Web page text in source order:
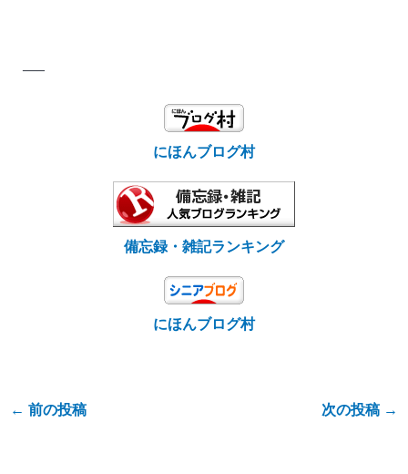
—–
にほんブログ村
備忘録・雑記ランキング
にほんブログ村
← 前の投稿 次の投稿 →